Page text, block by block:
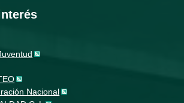
Nacional